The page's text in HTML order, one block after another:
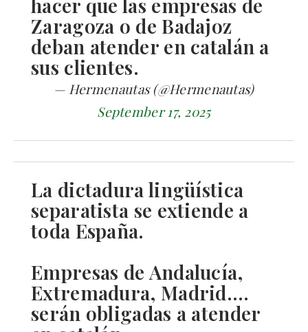
hacer que las empresas de
Zaragoza o de Badajoz
deban atender en catalán a
sus clientes.
— Hermenautas (@Hermenautas)
September 17, 2025
La dictadura lingüística
separatista se extiende a
toda España.
Empresas de Andalucía,
Extremadura, Madrid….
serán obligadas a atender